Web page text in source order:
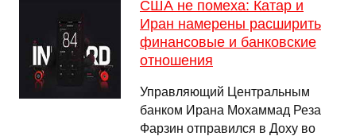
США не помеха: Катар и
Иран намерены расширить
финансовые и банковские
отношения
Управляющий Центральным
банком Ирана Мохаммад Реза
Фарзин отправился в Доху во